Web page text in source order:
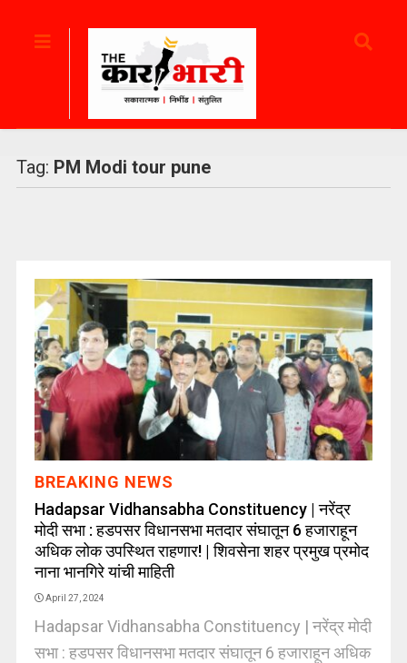
Tag: PM Modi tour pune
BREAKING NEWS
Hadapsar Vidhansabha Constituency | नरेंद्र
मोदी सभा : हडपसर विधानसभा मतदार संघातून 6 हजाराहून
अधिक लोक उपस्थित राहणार! | शिवसेना शहर प्रमुख प्रमोद
नाना भानगिरे यांची माहिती
April 27, 2024
Hadapsar Vidhansabha Constituency | नरेंद्र मोदी
सभा : हडपसर विधानसभा मतदार संघातून 6 हजाराहून अधिक